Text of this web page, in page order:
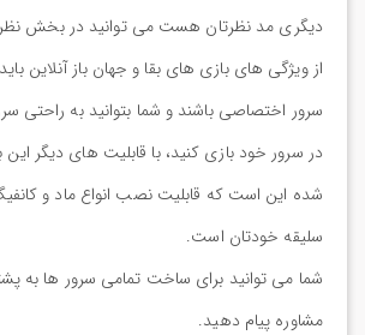
دیگری مد نظرتان هست می توانید در بخش
از ویژگی های بازی های بقا و جهان باز آنلاین
سرور اختصاصی باشند و شما بتوانید به راحتی
در سرور خود بازی کنید، با قابلیت های دیگر این
شده این است که قابلیت نصب انواع ماد و
سلیقه خودتان است.
شما می توانید برای ساخت تمامی سرور ها به
مشاوره پیام دهید.